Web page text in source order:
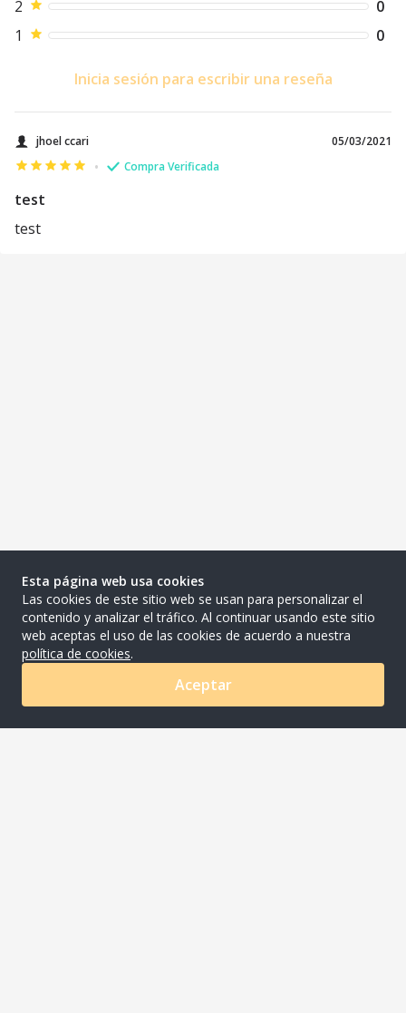
2
0
1
0
Inicia sesión para escribir una reseña
jhoel ccari 05/03/2021
• Compra Verificada
test
test
Esta página web usa cookies
Las cookies de este sitio web se usan para personalizar el
contenido y analizar el tráfico. Al continuar usando este sitio
web aceptas el uso de las cookies de acuerdo a nuestra
política de cookies.
Aceptar